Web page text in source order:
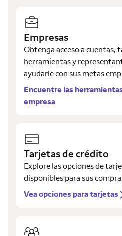
Empresas
Obtenga acceso a cuentas,
herramientas y
ayudarle con sus metas
Encuentre las
empresa
Tarjetas de crédito
Explore las opciones de
disponibles para sus
Vea opciones para tarjetas